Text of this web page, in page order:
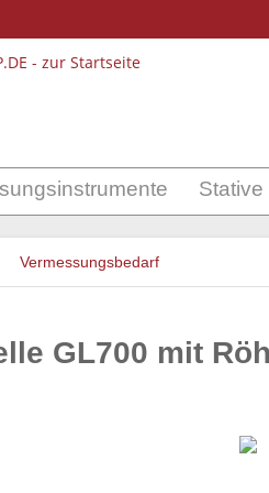
Stative
Vermessungsbedarf
GL700 mit